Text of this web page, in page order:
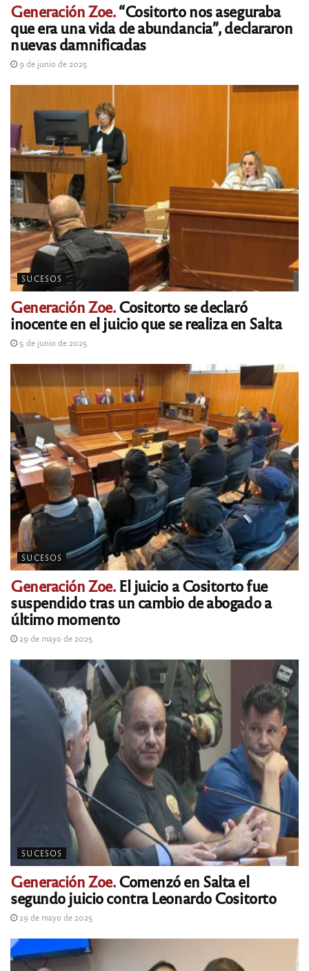
Generación Zoe.“Cositorto nos aseguraba
que era una vida de abundancia”, declararon
nuevas damnificadas
9 de junio de 2025
SUCESOS
Generación Zoe.Cositorto se declaró
inocente en el juicio que se realiza en Salta
5 de junio de 2025
SUCESOS
Generación Zoe.El juicio a Cositorto fue
suspendido tras un cambio de abogado a
último momento
29 de mayo de 2025
SUCESOS
Generación Zoe.Comenzó en Salta el
segundo juicio contra Leonardo Cositorto
29 de mayo de 2025